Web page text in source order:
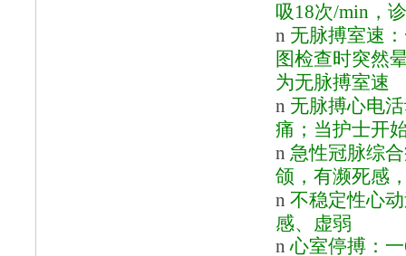
吸18次/min，
n 无脉搏室速
图检查时突然
为无脉搏室速
n 无脉搏心电
痛；当护士开
n 急性冠脉综
颌，有濒死感
n 不稳定性心
感、虚弱
n心室停搏： 一